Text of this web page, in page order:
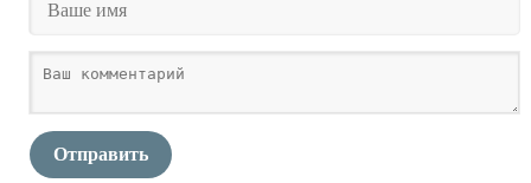
Отправить